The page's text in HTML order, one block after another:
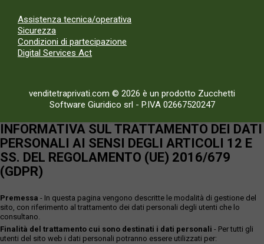
Assistenza tecnica/operativa
Sicurezza
Condizioni di partecipazione
Digital Services Act
venditetraprivati.com © 2026 è un prodotto Zucchetti
Software Giuridico srl - P.IVA 02667520247
INFORMATIVA SUL TRATTAMENTO DEI DATI
PERSONALI AI SENSI DEGLI ARTICOLI 12 E
SS. DEL REGOLAMENTO (UE) 2016/679
(GDPR)
Premessa - In questa pagina vengono descritte le modalità di gestione del
sito, con riferimento al trattamento dei dati personali degli utenti che lo
consultano.
Finalità del trattamento cui sono destinati i dati personali - Per tutti gli
utenti del sito web i dati personali potranno essere utilizzati per: